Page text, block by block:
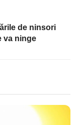
de ninsori
va ninge